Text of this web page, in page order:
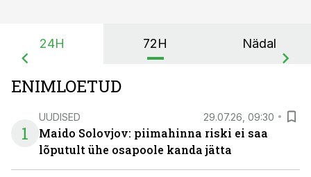
24H 72H Nädal
ENIMLOETUD
1
UUDISED 29.07.26, 09:30
Maido Solovjov: piimahinna riski ei saa
lõputult ühe osapoole kanda jätta